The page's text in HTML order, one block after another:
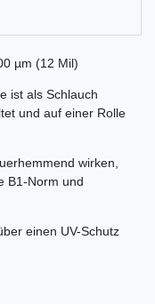
µm (12 Mil)
ist als Schlauch
und auf einer Rolle
wirken,
B1-Norm und
einen UV-Schutz